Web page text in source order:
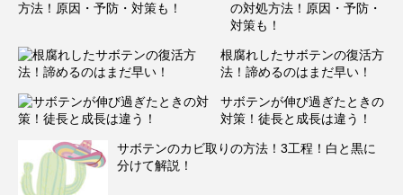
の対処方法！原因・予防・
対策も！
根腐れしたサボテンの復活方
法！諦めるのはまだ早い！
サボテンが伸び過ぎたときの
対策！徒長と成長は違う！
サボテンのカビ取りの方法！3工程！白と黒に
分けて解説！